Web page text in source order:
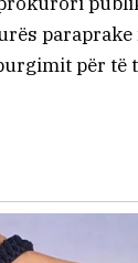
për të